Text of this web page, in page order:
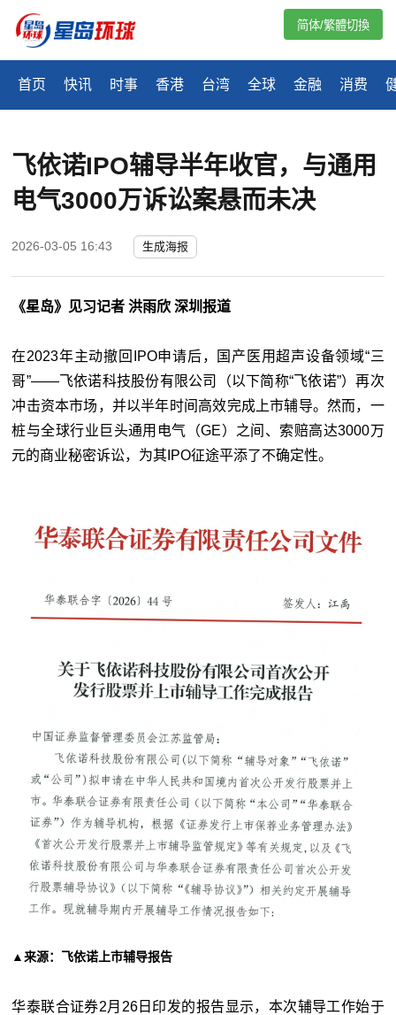
首页 快讯 时事 香港 台湾 全球 金融 消费
简体/繁體切換
飞依诺IPO辅导半年收官，与通用
电气3000万诉讼案悬而未决
2026-03-05 16:43 生成海报
《星岛》见习记者 洪雨欣 深圳报道
在2023年主动撤回IPO申请后，国产医用超声设备领域“三
哥”——飞依诺科技股份有限公司（以下简称“飞依诺”）再次
冲击资本市场，并以半年时间高效完成上市辅导。然而，一
桩与全球行业巨头通用电气（GE）之间、索赔高达3000万
元的商业秘密诉讼，为其IPO征途平添了不确定性。
▲来源：飞依诺上市辅导报告
华泰联合证券2月26日印发的报告显示，本次辅导工作始于